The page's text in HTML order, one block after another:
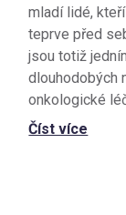
mladí lidé,
teprve před
jsou totiž
dlouhodobých
onkologické
Číst více